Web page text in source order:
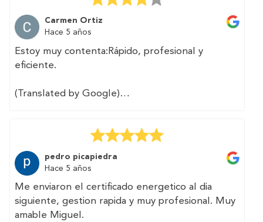
Carmen Ortiz
Hace 5 años
Estoy muy contenta:Rápido, profesional y
eficiente.
(Translated by Google)
pedro picapiedra
Hace 5 años
Me enviaron el certificado energetico al dia
siguiente, gestion rapida y muy profesional. Muy
amable Miguel.